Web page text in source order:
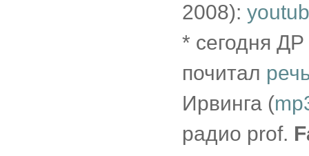
2008):
* сегодня
почитал
Ирвинга (
радио prof.